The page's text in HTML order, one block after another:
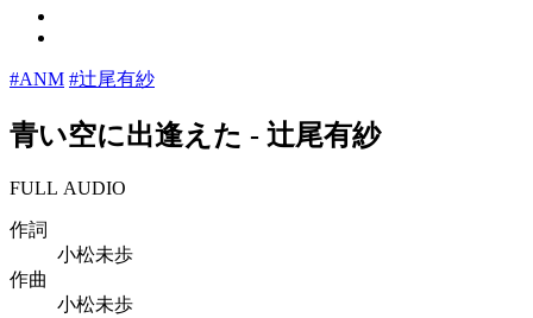
#ANM #辻尾有紗
青い空に出逢えた - 辻尾有紗
FULL AUDIO
作詞
小松未歩
作曲
小松未歩